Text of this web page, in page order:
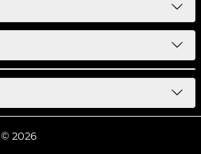
© 2026